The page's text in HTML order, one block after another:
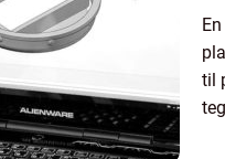
til